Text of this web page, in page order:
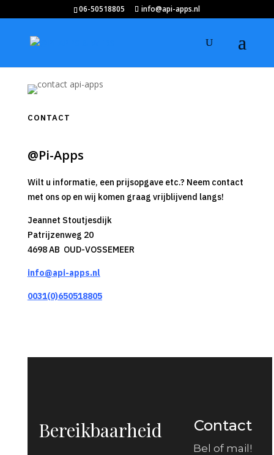
06-50518805 info@api-apps.nl
CONTACT
@Pi-Apps
Wilt u informatie, een prijsopgave etc.? Neem contact
met ons op en wij komen graag vrijblijvend langs!
Jeannet Stoutjesdijk
Patrijzenweg 20
4698 AB OUD-VOSSEMEER
info@api-apps.nl
0031(0)650518805
Bereikbaarheid Contact
Bel of mail!